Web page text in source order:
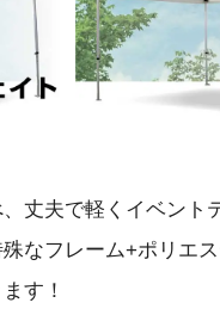
丈夫で軽くイベント
なフレーム+ポリエ
す！